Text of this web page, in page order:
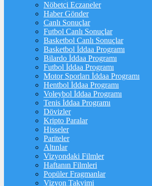
Nöbetçi Eczaneler
Haber Gönder
Canlı Sonuçlar
Futbol Canlı Sonuçlar
Basketbol Canlı Sonuçlar
Basketbol İddaa Programı
Bilardo İddaa Programı
Futbol İddaa Programı
Motor Sporları İddaa Programı
Hentbol İddaa Programı
Voleybol İddaa Programı
Tenis İddaa Programı
Dövizler
Kripto Paralar
Hisseler
Pariteler
Altınlar
Vizyondaki Filmler
Haftanın Filmleri
Popüler Fragmanlar
Vizyon Takvimi